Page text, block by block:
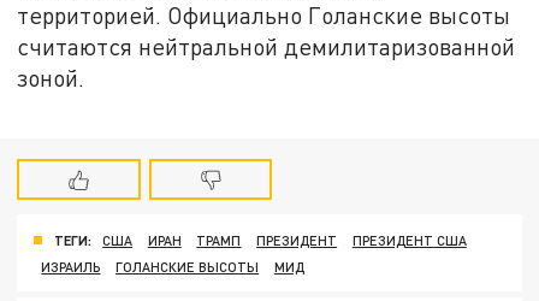
территорией. Официально Голанские высоты
считаются нейтральной демилитаризованной
зоной.
ТЕГИ: США ИРАН ТРАМП ПРЕЗИДЕНТ
ПРЕЗИДЕНТ США
ИЗРАИЛЬ
ГОЛАНСКИЕ ВЫСОТЫ МИД